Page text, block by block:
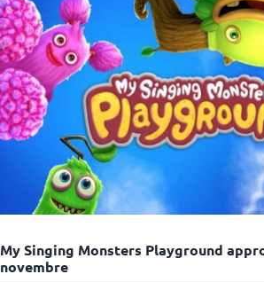
My Singing Monsters Playground
novembre